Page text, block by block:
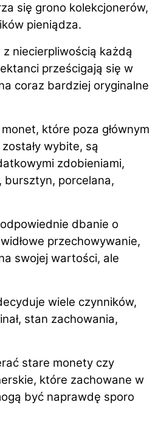
się grono kolekcjonerów,
pieniądza.
niecierpliwością każdą
prześcigają się w
coraz bardziej oryginalne
które poza głównym
wybite, są
zdobieniami,
bursztyn, porcelana,
dbanie o
przechowywanie,
swojej wartości, ale
wiele czynników,
stan zachowania,
stare monety czy
które zachowane w
być naprawdę sporo